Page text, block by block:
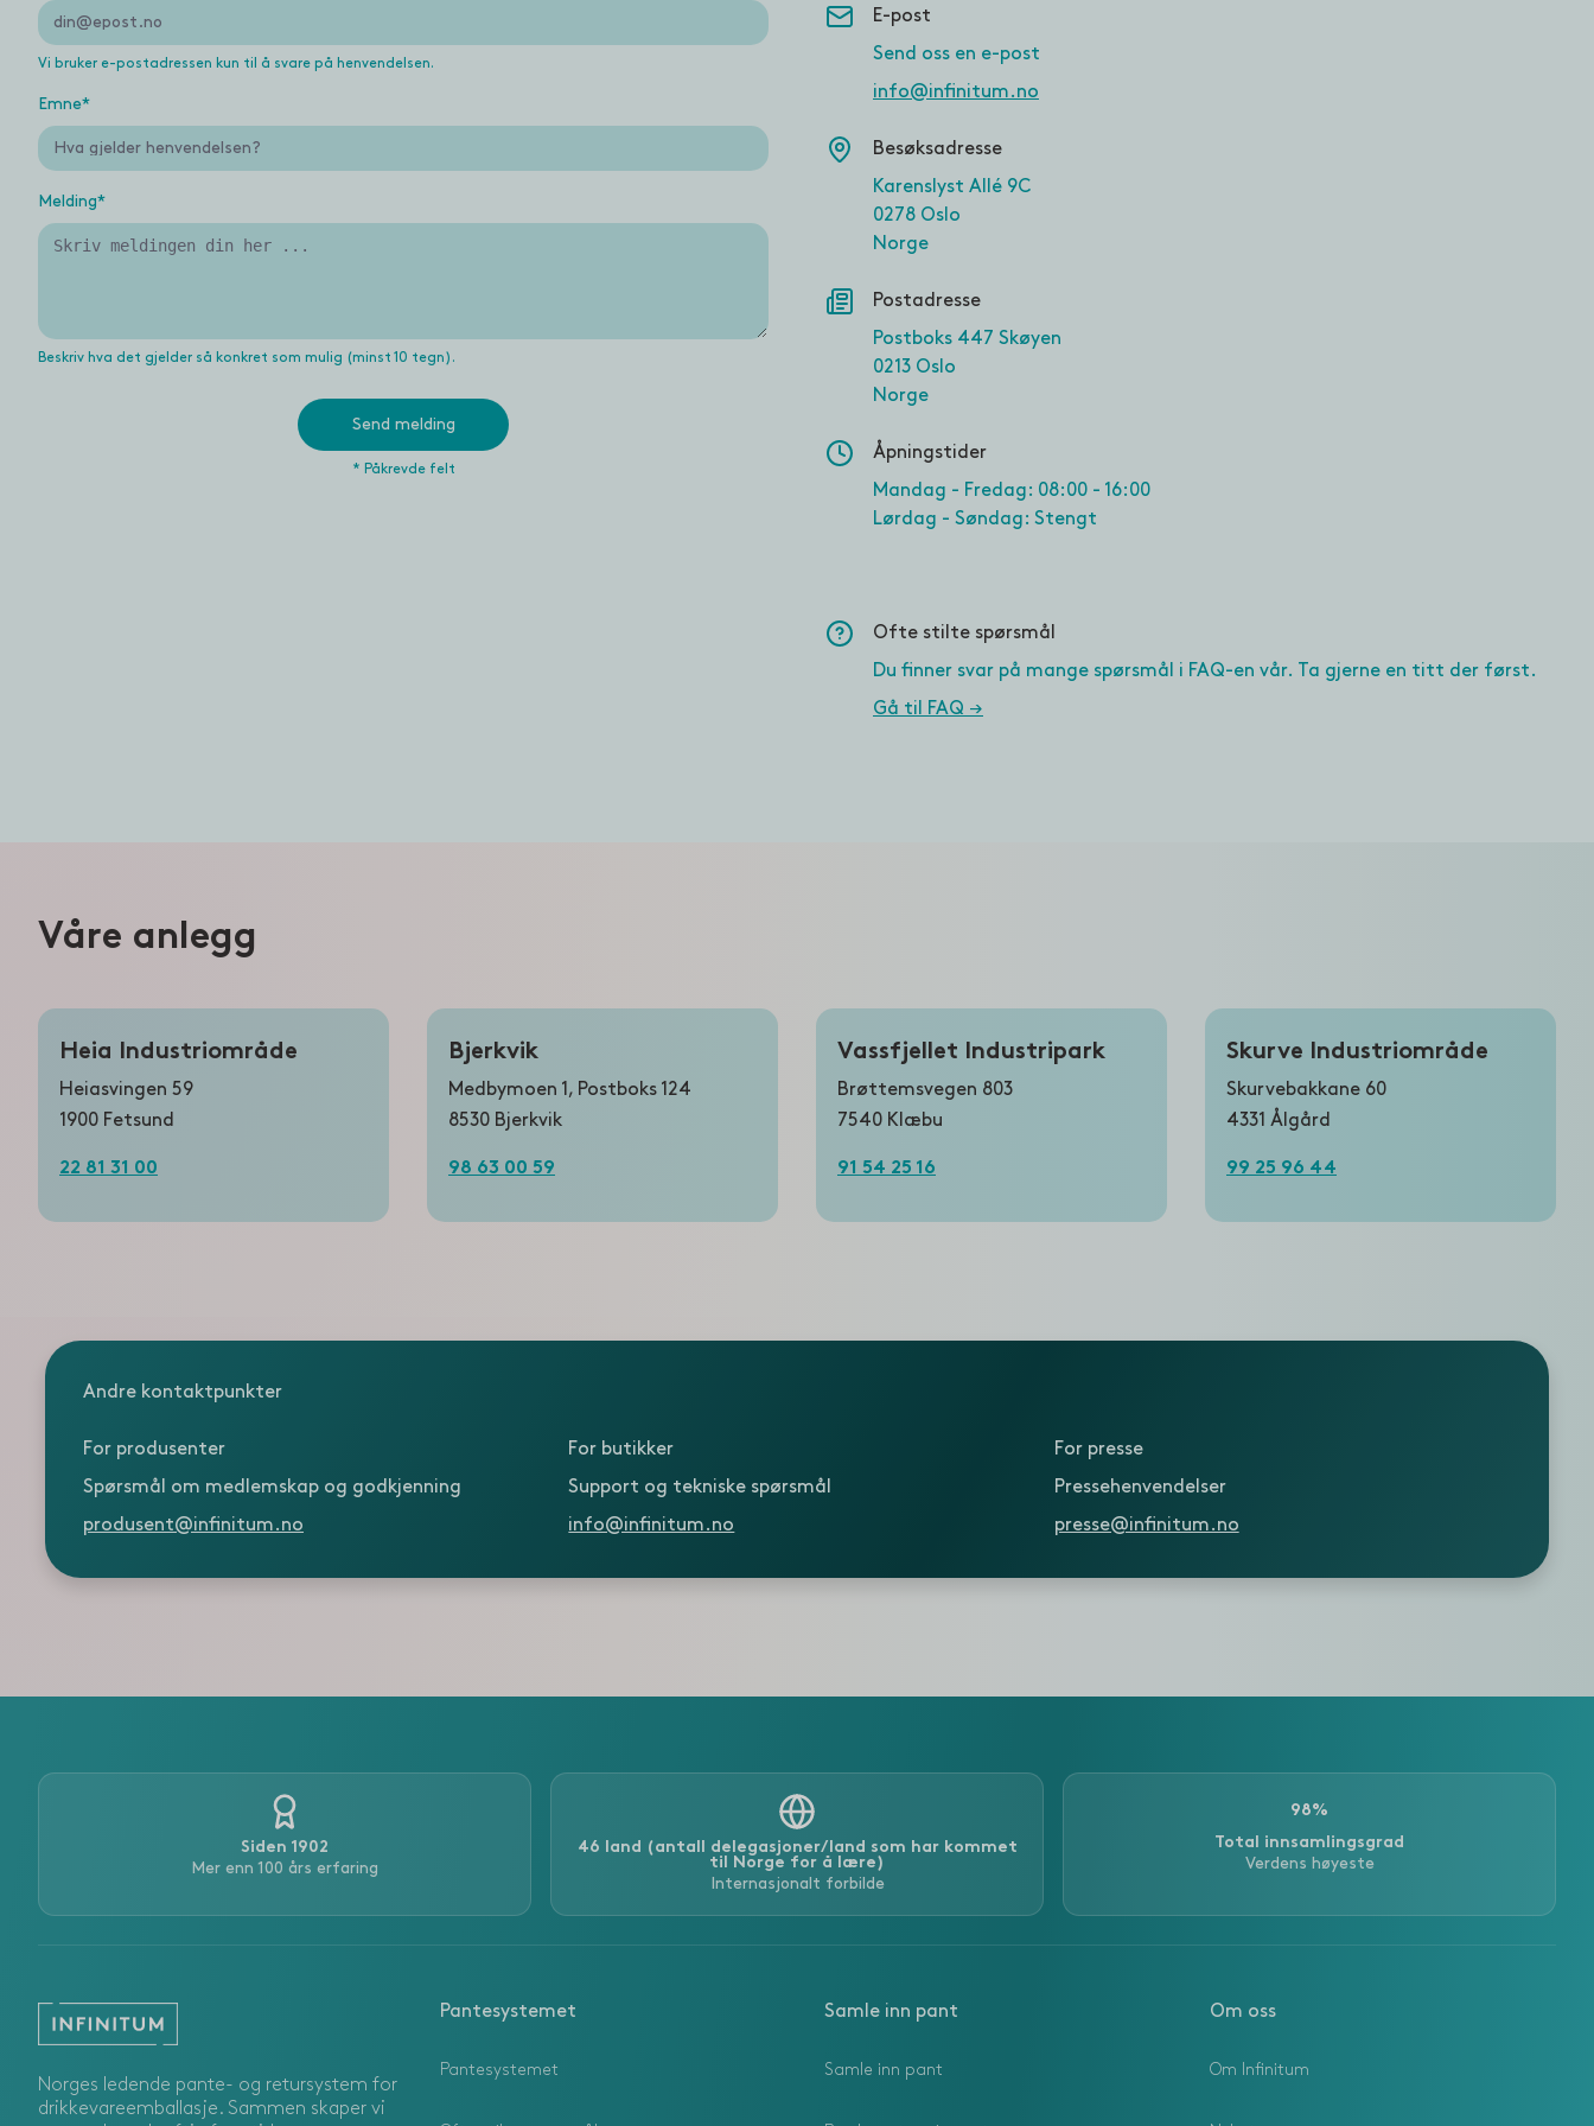
Vi bruker e-postadressen kun til å svare på henvendelsen.
Emne*
Melding*
Beskriv hva det gjelder så konkret som mulig (minst 10 tegn).
Send melding
* Påkrevde felt
E-post
Send oss en e-post
info@infinitum.no
Besøksadresse
Karenslyst Allé 9C
0278 Oslo
Norge
Postadresse
Postboks 447 Skøyen
0213 Oslo
Norge
Åpningstider
Mandag - Fredag: 08:00 - 16:00
Lørdag - Søndag: Stengt
Ofte stilte spørsmål
Du finner svar på mange spørsmål i FAQ-en vår. Ta gjerne en titt der først.
Gå til FAQ →
Våre anlegg
Heia Industriområde
Heiasvingen 59
1900 Fetsund
22 81 31 00
Bjerkvik
Medbymoen 1, Postboks 124
8530 Bjerkvik
98 63 00 59
Vassfjellet Industripark
Brøttemsvegen 803
7540 Klæbu
91 54 25 16
Skurve Industriområde
Skurvebakkane 60
4331 Ålgård
99 25 96 44
Andre kontaktpunkter
For produsenter
Spørsmål om medlemskap og godkjenning
produsent@infinitum.no
For butikker
Support og tekniske spørsmål
info@infinitum.no
For presse
Pressehenvendelser
presse@infinitum.no
Siden 1902
Mer enn 100 års erfaring
46 land (antall delegasjoner/land som har kommet
til Norge for å lære)
Internasjonalt forbilde
98%
Total innsamlingsgrad
Verdens høyeste
Norges ledende pante- og retursystem for
drikkevareemballasje. Sammen skaper vi
Pantesystemet
Pantesystemet
Samle inn pant
Samle inn pant
Om oss
Om Infinitum